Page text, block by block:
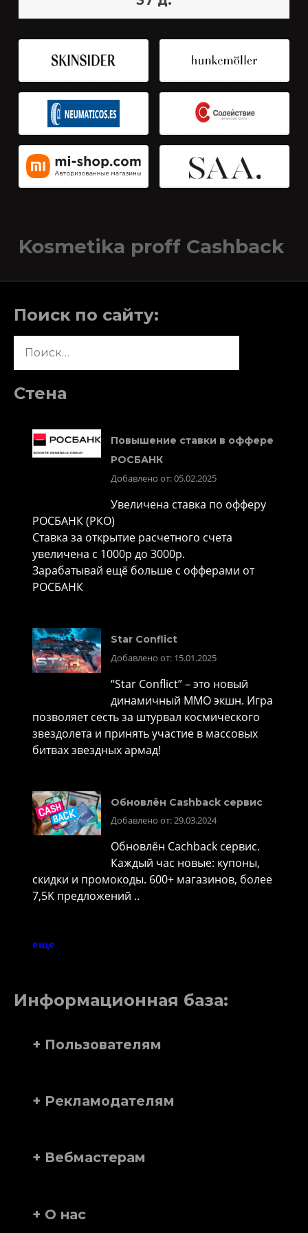
Kosmetika proff Cashback
Поиск по сайту:
Стена
Повышение ставки в оффере
РОСБАНК
Добавлено от: 05.02.2025
Увеличена ставка по офферу
РОСБАНК (РКО)
Ставка за открытие расчетного счета
увеличена с 1000р до 3000р.
Зарабатывай ещё больше с офферами от
РОСБАНК
Star Conflict
Добавлено от: 15.01.2025
“Star Conflict” – это новый
динамичный MMO экшн. Игра
позволяет сесть за штурвал космического
звездолета и принять участие в массовых
битвах звездных армад!
Обновлён Cashback сервис
Добавлено от: 29.03.2024
Обновлён Cachback сервис.
Каждый час новые: купоны,
скидки и промокоды. 600+ магазинов, более
7,5K предложений ..
еще
Информационная база:
+ Пользователям
+ Рекламодателям
+ Вебмастерам
+ О нас